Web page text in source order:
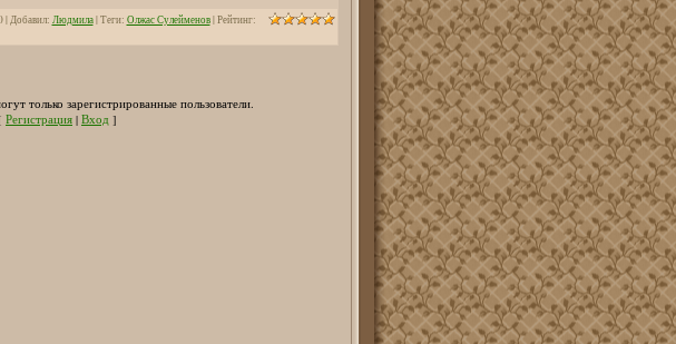
|Добавил: Людмила|Теги: Олжас Сулейменов|Рейтинг:
только зарегистрированные пользователи.
[ Регистрация | Вход ]